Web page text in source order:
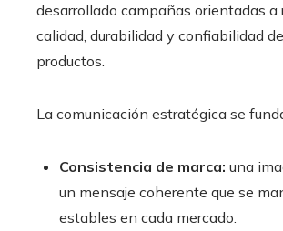
desarrollado campañas orientadas a
calidad, durabilidad y confiabilidad
productos.
La comunicación estratégica se
Consistencia de marca: una
un mensaje coherente que se
estables en cada mercado.